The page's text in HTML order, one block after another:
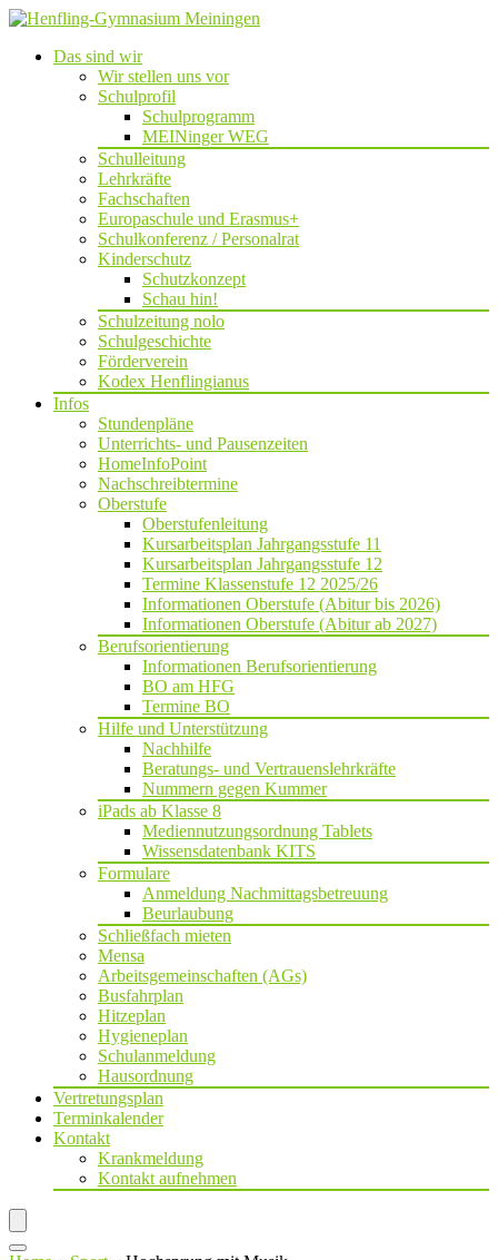
Das sind wir
Wir stellen uns vor
Schulprofil
Schulprogramm
MEINinger WEG
Schulleitung
Lehrkräfte
Fachschaften
Europaschule und Erasmus+
Schulkonferenz / Personalrat
Kinderschutz
Schutzkonzept
Schau hin!
Schulzeitung nolo
Schulgeschichte
Förderverein
Kodex Henflingianus
Infos
Stundenpläne
Unterrichts- und Pausenzeiten
HomeInfoPoint
Nachschreibtermine
Oberstufe
Oberstufenleitung
Kursarbeitsplan Jahrgangsstufe 11
Kursarbeitsplan Jahrgangsstufe 12
Termine Klassenstufe 12 2025/26
Informationen Oberstufe (Abitur bis 2026)
Informationen Oberstufe (Abitur ab 2027)
Berufsorientierung
Informationen Berufsorientierung
BO am HFG
Termine BO
Hilfe und Unterstützung
Nachhilfe
Beratungs- und Vertrauenslehrkräfte
Nummern gegen Kummer
iPads ab Klasse 8
Mediennutzungsordnung Tablets
Wissensdatenbank KITS
Formulare
Anmeldung Nachmittagsbetreuung
Beurlaubung
Schließfach mieten
Mensa
Arbeitsgemeinschaften (AGs)
Busfahrplan
Hitzeplan
Hygieneplan
Schulanmeldung
Hausordnung
Vertretungsplan
Terminkalender
Kontakt
Krankmeldung
Kontakt aufnehmen